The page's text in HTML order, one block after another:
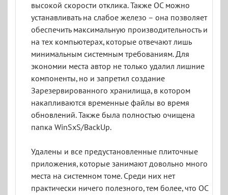
высокой скорости отклика. Также ОС можно
устанавливать на слабое железо – она позволяет
обеспечить максимальную производительность и
на тех компьютерах, которые отвечают лишь
минимальным системным требованиям. Для
экономии места автор не только удалил лишние
компоненты, но и запретил создание
Зарезервированного хранилища, в котором
накапливаются временные файлы во время
обновлений. Также была полностью очищена
папка WinSxS/BackUp.
Удалены и все предустановленные плиточные
приложения, которые занимают довольно много
места на системном томе. Среди них нет
практически ничего полезного, тем более, что ОС